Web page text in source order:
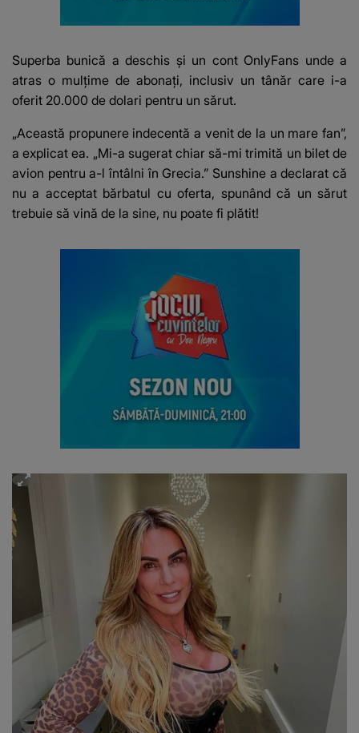
Superba bunică a deschis și un cont OnlyFans unde a
atras o mulțime de abonați, inclusiv un tânăr care i-a
oferit 20.000 de dolari pentru un sărut.
„Această propunere indecentă a venit de la un mare fan”,
a explicat ea. „Mi-a sugerat chiar să-mi trimită un bilet de
avion pentru a-l întâlni în Grecia.” Sunshine a declarat că
nu a acceptat bărbatul cu oferta, spunând că un sărut
trebuie să vină de la sine, nu poate fi plătit!